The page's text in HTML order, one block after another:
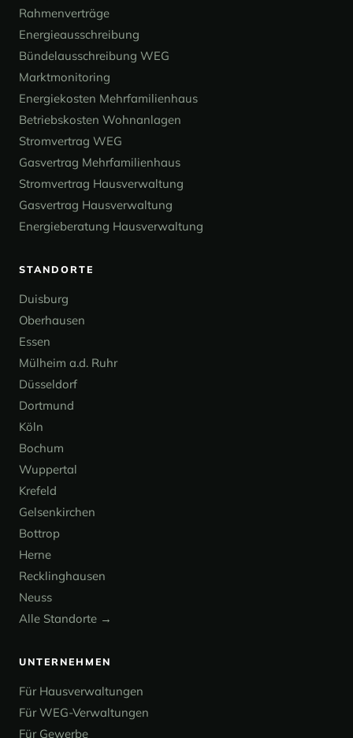
Rahmenverträge
Energieausschreibung
Bündelausschreibung WEG
Marktmonitoring
Energiekosten Mehrfamilienhaus
Betriebskosten Wohnanlagen
Stromvertrag WEG
Gasvertrag Mehrfamilienhaus
Stromvertrag Hausverwaltung
Gasvertrag Hausverwaltung
Energieberatung Hausverwaltung
STANDORTE
Duisburg
Oberhausen
Essen
Mülheim a.d. Ruhr
Düsseldorf
Dortmund
Köln
Bochum
Wuppertal
Krefeld
Gelsenkirchen
Bottrop
Herne
Recklinghausen
Neuss
Alle Standorte →
UNTERNEHMEN
Für Hausverwaltungen
Für WEG-Verwaltungen
Für Gewerbe